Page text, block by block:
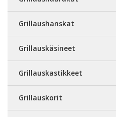
Grillaushanskat
Grillauskäsineet
Grillauskastikkeet
Grillauskorit